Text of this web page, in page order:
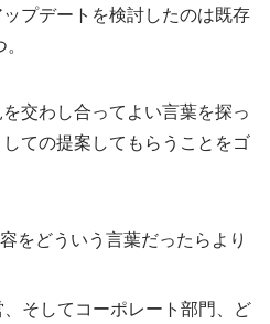
プデートを検討したのは既存
交わし合ってよい言葉を探っ
ての提案してもらうことをゴ
をどういう言葉だったらより
そしてコーポレート部門、ど